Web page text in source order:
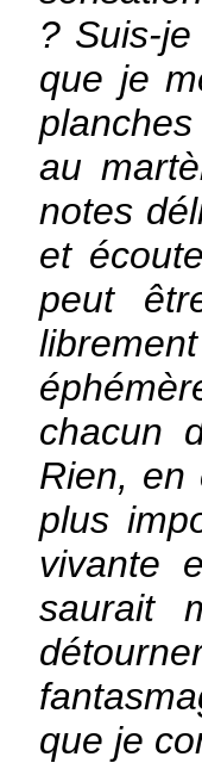
? Suis-
que je
au
notes
et
peut
chacun
Rien, en
plus
vivante
saurait
que je